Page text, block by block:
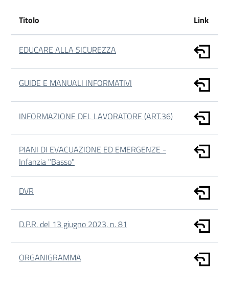
Titolo Link
EDUCARE ALLA SICUREZZA
GUIDE E MANUALI INFORMATIVI
INFORMAZIONE DEL LAVORATORE (ART.36)
PIANI DI EVACUAZIONE ED EMERGENZE -
Infanzia "Basso"
DVR
D.P.R. del 13 giugno 2023, n. 81
ORGANIGRAMMA